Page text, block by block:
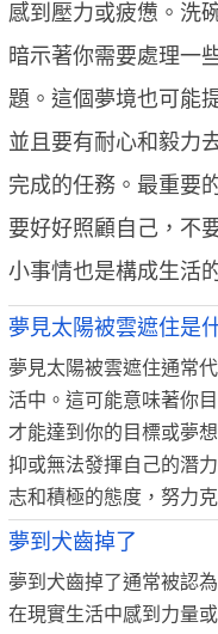
感到壓力或疲憊。洗
暗示著你需要處理一
題。這個夢境也可能
並且要有耐心和毅力
完成的任務。最重要
要好好照顧自己，不
小事情也是構成生活
夢見太陽被雲遮住是
夢見太陽被雲遮住通常
活中。這可能意味著你
才能達到你的目標或夢
抑或無法發揮自己的潛
志和積極的態度，努力
夢到犬齒掉了
夢到犬齒掉了通常被認
在現實生活中感到力量